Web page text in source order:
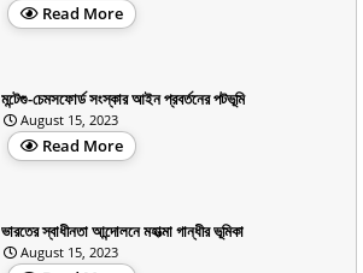
Read More
মন্টেগু-চেমসফোর্ড সংস্কার আইন প্রবর্তনের পটভূমি
August 15, 2023
Read More
ভারতের স্বাধীনতা আন্দোলনে মহাত্মা গান্ধীর ভূমিকা
August 15, 2023